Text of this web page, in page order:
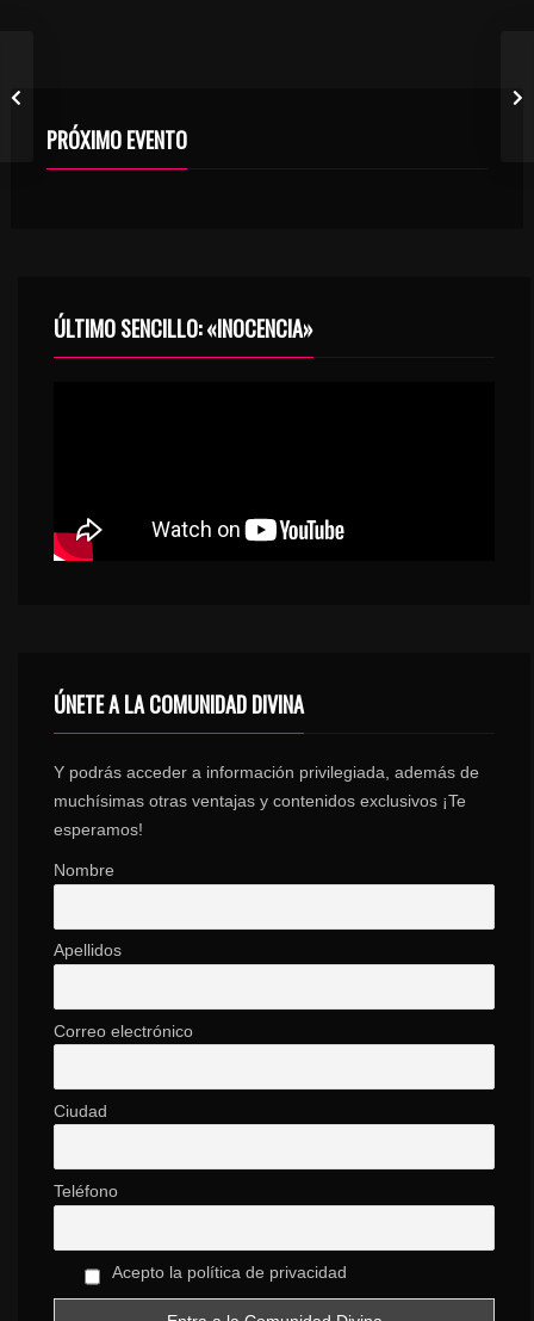
PRÓXIMO EVENTO
ÚLTIMO SENCILLO: «INOCENCIA»
ÚNETE A LA COMUNIDAD DIVINA
Y podrás acceder a información privilegiada, además de
muchísimas otras ventajas y contenidos exclusivos ¡Te
esperamos!
Nombre
Apellidos
Correo electrónico
Ciudad
Teléfono
Acepto la política de privacidad